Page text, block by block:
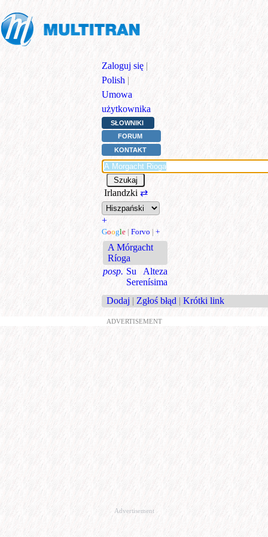
Zaloguj się |
Polish |
Umowa
użytkownika
SŁOWNIKI
FORUM
KONTAKT
Irlandzki ⇄
+
Google | Forvo | +
A Mórgacht
Ríoga
posp. Su Alteza
Serenísima
Dodaj | Zgłoś błąd | Krótki link
ADVERTISEMENT
Advertisement